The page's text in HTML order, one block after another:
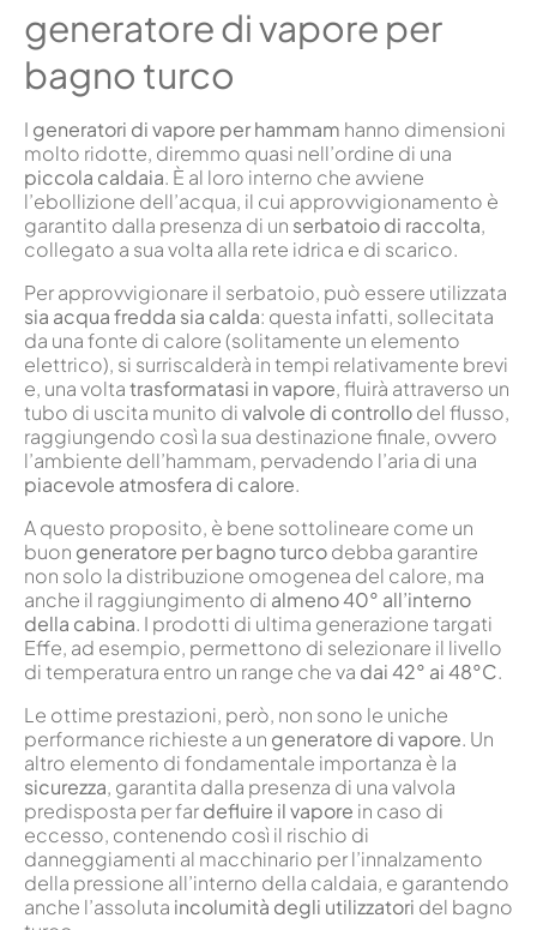
generatore di vapore per
bagno turco
I generatori di vapore per hammam hanno dimensioni
molto ridotte, diremmo quasi nell’ordine di una
piccola caldaia. È al loro interno che avviene
l’ebollizione dell’acqua, il cui approvvigionamento è
garantito dalla presenza di un serbatoio di raccolta,
collegato a sua volta alla rete idrica e di scarico.
Per approvvigionare il serbatoio, può essere utilizzata
sia acqua fredda sia calda: questa infatti, sollecitata
da una fonte di calore (solitamente un elemento
elettrico), si surriscalderà in tempi relativamente brevi
e, una voltatrasformatasi in vapore, fluirà attraverso un
tubo di uscita munito divalvole di controllodel flusso,
raggiungendo così la sua destinazione finale, ovvero
l’ambiente dell’hammam, pervadendo l’aria di una
piacevole atmosfera di calore.
A questo proposito, è bene sottolineare come un
buon generatore per bagno turcodebba garantire
non solo la distribuzione omogenea del calore, ma
anche il raggiungimento di almeno 40° all’interno
della cabina. I prodotti di ultima generazione targati
Effe, ad esempio, permettono di selezionare il livello
di temperatura entro un range che va dai 42° ai 48°C.
Le ottime prestazioni, però, non sono le uniche
performance richieste a un generatore di vapore. Un
altro elemento di fondamentale importanza è la
sicurezza, garantita dalla presenza di una valvola
predisposta per fardefluire il vapore in caso di
eccesso, contenendo così il rischio di
danneggiamenti al macchinario per l’innalzamento
della pressione all’interno della caldaia, e garantendo
anche l’assoluta incolumità degli utilizzatori del bagno